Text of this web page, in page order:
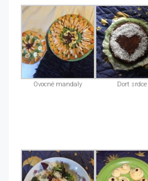
Ovocné mandaly Dort srdce